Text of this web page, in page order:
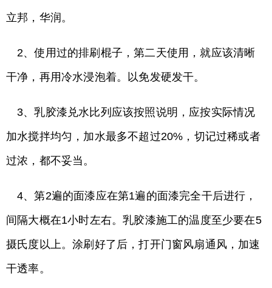
立邦，华润。
2、使用过的排刷棍子，第二天使用，就应该清晰
干净，再用冷水浸泡着。以免发硬发干。
3、乳胶漆兑水比列应该按照说明，应按实际情况
加水搅拌均匀，加水最多不超过20%，切记过稀或者
过浓，都不妥当。
4、第2遍的面漆应在第1遍的面漆完全干后进行，
间隔大概在1小时左右。乳胶漆施工的温度至少要在5
摄氏度以上。涂刷好了后，打开门窗风扇通风，加速
干透率。